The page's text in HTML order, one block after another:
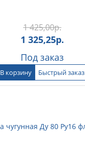
1 425,00р.
1 325,25р.
Под заказ
В корзину Быстрый заказ